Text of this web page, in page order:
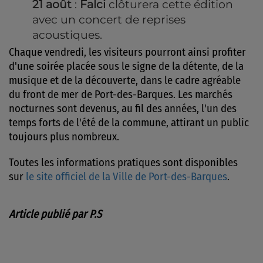
21 août : Falci clôturera cette édition
avec un concert de reprises
acoustiques.
Chaque vendredi, les visiteurs pourront ainsi profiter
d'une soirée placée sous le signe de la détente, de la
musique et de la découverte, dans le cadre agréable
du front de mer de Port-des-Barques. Les marchés
nocturnes sont devenus, au fil des années, l'un des
temps forts de l'été de la commune, attirant un public
toujours plus nombreux.
Toutes les informations pratiques sont disponibles
sur le site officiel de la Ville de Port-des-Barques.
Article publié par P.S